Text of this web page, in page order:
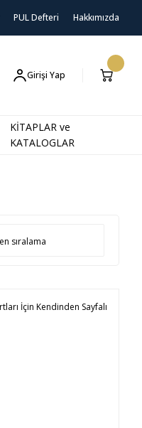
PUL Defteri Hakkımızda
Girişi Yap
KİTAPLAR ve
KATALOGLAR